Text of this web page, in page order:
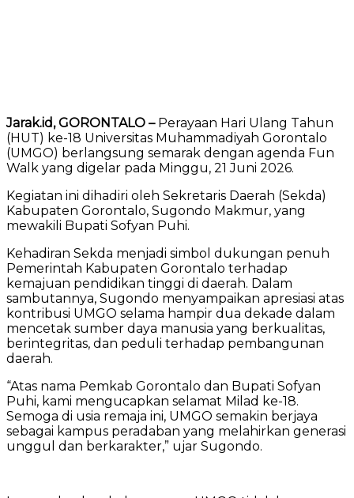
Jarak.id, GORONTALO –Perayaan Hari Ulang Tahun
(HUT) ke-18 Universitas Muhammadiyah Gorontalo
(UMGO) berlangsung semarak dengan agenda Fun
Walk yang digelar pada Minggu, 21 Juni 2026.
Kegiatan ini dihadiri oleh Sekretaris Daerah (Sekda)
Kabupaten Gorontalo, Sugondo Makmur, yang
mewakili Bupati Sofyan Puhi.
Kehadiran Sekda menjadi simbol dukungan penuh
Pemerintah Kabupaten Gorontalo terhadap
kemajuan pendidikan tinggi di daerah. Dalam
sambutannya, Sugondo menyampaikan apresiasi atas
kontribusi UMGO selama hampir dua dekade dalam
mencetak sumber daya manusia yang berkualitas,
berintegritas, dan peduli terhadap pembangunan
daerah.
“Atas nama Pemkab Gorontalo dan Bupati Sofyan
Puhi, kami mengucapkan selamat Milad ke-18.
Semoga di usia remaja ini, UMGO semakin berjaya
sebagai kampus peradaban yang melahirkan generasi
unggul dan berkarakter,” ujar Sugondo.